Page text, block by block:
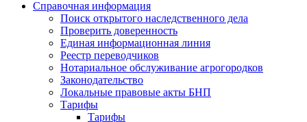
Справочная информация
Поиск открытого наследственного дела
Проверить доверенность
Единая информационная линия
Реестр переводчиков
Нотариальное обслуживание агрогородков
Законодательство
Локальные правовые акты БНП
Тарифы
Тарифы